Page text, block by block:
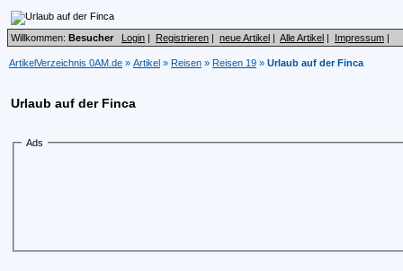
Willkommen: Besucher Login | Registrieren | neue Artikel | Alle Artikel | Impressum |
ArtikelVerzeichnis 0AM.de » Artikel » Reisen » Reisen 19 » Urlaub auf der Finca
Urlaub auf der Finca
Ads